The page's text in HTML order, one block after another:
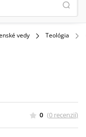
vedy Teológia
0 (0 recenzií)